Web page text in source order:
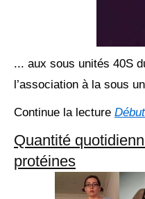
... aux sous unités 40S
l’association à la sous
Continue la lecture
Quantité
protéines